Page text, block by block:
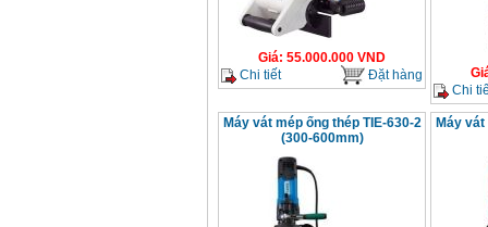
Giá: 55.000.000 VND
Chi tiết
Đặt hàng
Chi
Máy vát mép ống thép TIE-630-2
(300-600mm)
Máy vát